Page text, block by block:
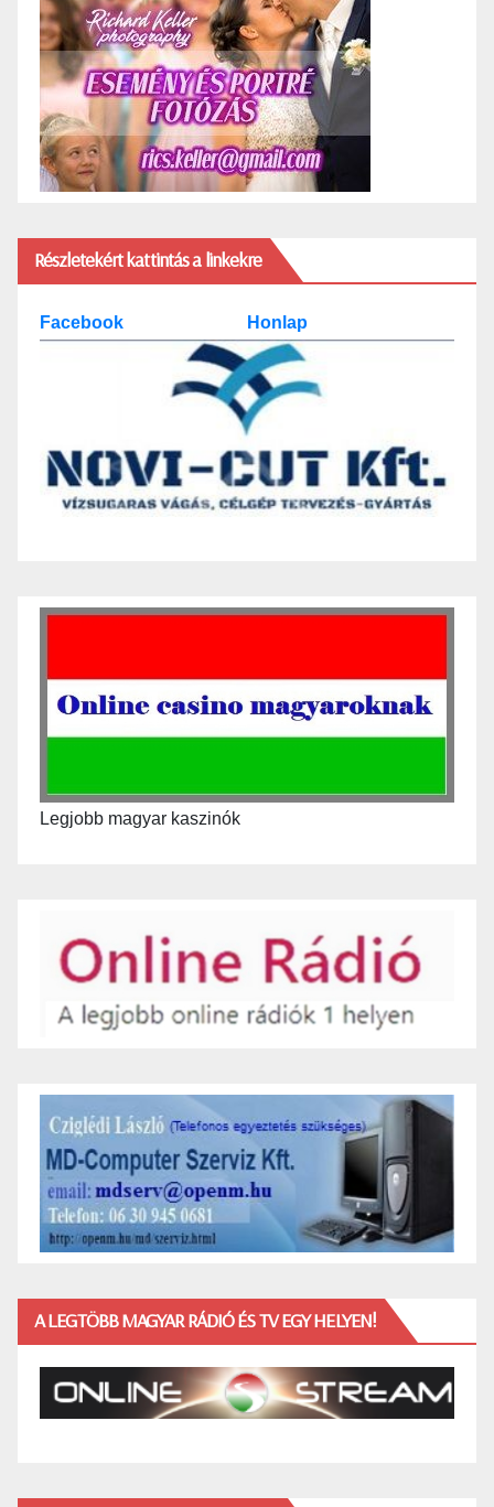
Részletekért kattintás a linkekre
Facebook Honlap
Legjobb magyar kaszinók
A LEGTÖBB MAGYAR RÁDIÓ ÉS TV EGY HELYEN!